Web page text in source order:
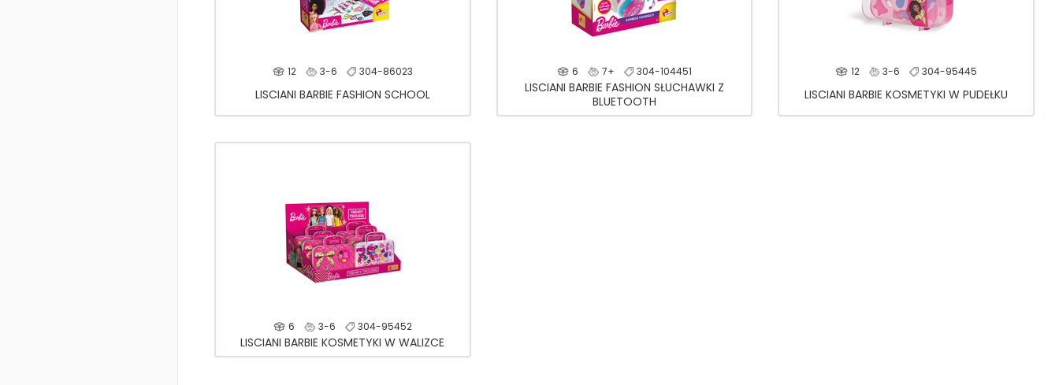
12 3-6 304-86023
LISCIANI BARBIE FASHION SCHOOL
6 7+ 304-104451
LISCIANI BARBIE FASHION SŁUCHAWKI Z
BLUETOOTH
12 3-6 304-95445
LISCIANI BARBIE KOSMETYKI W PUDEŁKU
6 3-6 304-95452
LISCIANI BARBIE KOSMETYKI W WALIZCE